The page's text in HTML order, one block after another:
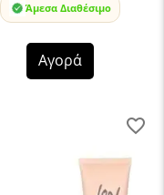
Άμεσα Διαθέσιμο
Αγορά